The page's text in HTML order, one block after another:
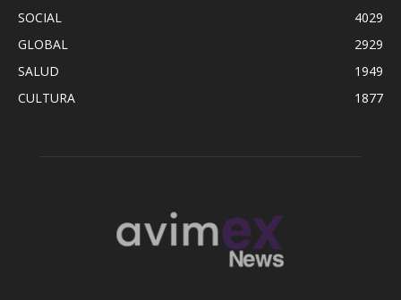
SOCIAL
4029
GLOBAL
2929
SALUD
1949
CULTURA
1877